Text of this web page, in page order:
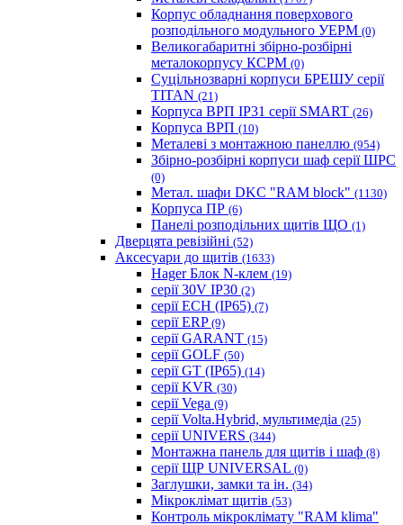
Корпус обладнання поверхового
розподільного модульного УЕРМ (0)
Великогабаритні збірно-розбірні
металокорпусу КСРМ (0)
Суцільнозварні корпуси БРЕШУ серії
TITAN (21)
Корпуса ВРП IP31 серії SMART (26)
Корпуса ВРП (10)
Металеві з монтажною панеллю (954)
Збірно-розбірні корпуси шаф серії ШРС
(0)
Метал. шафи DKC "RAM block" (1130)
Корпуса ПР (6)
Панелі розподільних щитів ЩО (1)
Дверцята ревізійні (52)
Аксесуари до щитів (1633)
Hager Блок N-клем (19)
серії 30V IP30 (2)
серії ECH (IP65) (7)
серії ERP (9)
серії GARANT (15)
серії GOLF (50)
серії GT (IP65) (14)
серії KVR (30)
серії Vega (9)
серії Volta.Hybrid, мультимедіа (25)
серії UNIVERS (344)
Монтажна панель для щитів і шаф (8)
серії ЩР UNIVERSAL (0)
Заглушки, замки та ін. (34)
Мікроклімат щитів (53)
Контроль мікроклімату "RAM klima"